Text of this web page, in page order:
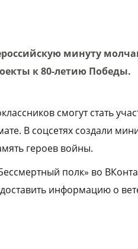
минуту
к 80-летию Победы.
смогут стать
В соцсетях создали
героев войны.
полк» во
информацию о